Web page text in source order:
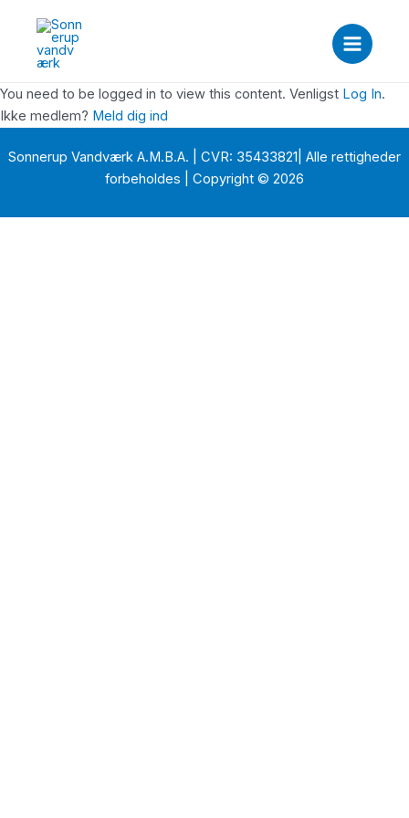
indholdet
Menu
You need to be logged in to view this content. Venligst Log In.
Ikke medlem? Meld dig ind
Sonnerup Vandværk A.M.B.A. | CVR: 35433821| Alle rettigheder
forbeholdes | Copyright © 2026